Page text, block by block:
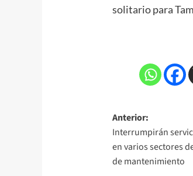
solitario para
Anterior:
Interrumpirán
en varios sectores
de mantenimiento